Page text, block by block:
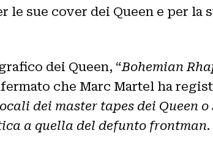
le sue cover dei Queen e per la
dei Queen, “Bohemian
che Marc Martel ha
dei master tapes dei Queen
a quella del defunto frontman